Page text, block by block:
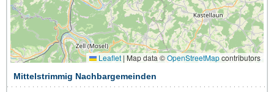
Leaflet | Map data ©OpenStreetMapcontributors
Mittelstrimmig Nachbargemeinden